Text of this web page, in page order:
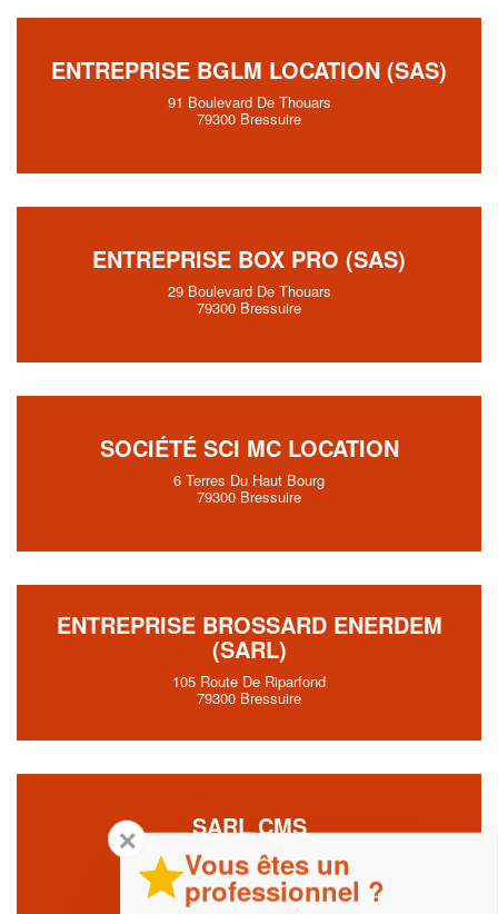
ENTREPRISE BGLM LOCATION (SAS)
91 Boulevard De Thouars
79300 Bressuire
ENTREPRISE BOX PRO (SAS)
29 Boulevard De Thouars
79300 Bressuire
SOCIÉTÉ SCI MC LOCATION
6 Terres Du Haut Bourg
79300 Bressuire
ENTREPRISE BROSSARD ENERDEM
(SARL)
105 Route De Riparfond
79300 Bressuire
SARL CMS
3 Rue De La Belle Etoile
79300 Bressuire
✕
Vous êtes un
professionnel ?